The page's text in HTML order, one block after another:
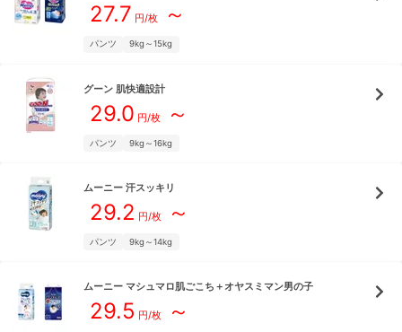
27.7 円/枚～
パンツ 9kg～15kg
グーン 肌快適設計
29.0 円/枚～
パンツ 9kg～16kg
ムーニー 汗スッキリ
29.2 円/枚～
パンツ 9kg～14kg
ムーニー マシュマロ肌ごこち＋オヤスミマン男の子
29.5 円/枚～